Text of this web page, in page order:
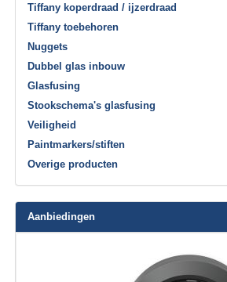
Tiffany koperdraad / ijzerdraad
Tiffany toebehoren
Nuggets
Dubbel glas inbouw
Glasfusing
Stookschema's glasfusing
Veiligheid
Paintmarkers/stiften
Overige producten
Aanbiedingen